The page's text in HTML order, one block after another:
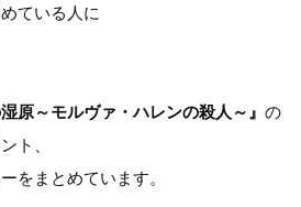
ている人に
湿原～モルヴァ・ハレンの殺人～』 の
ト、
をまとめています。